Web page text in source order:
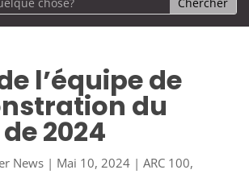
l’équipe de
du
2024
News| Mai 10, 2024| ARC 100,